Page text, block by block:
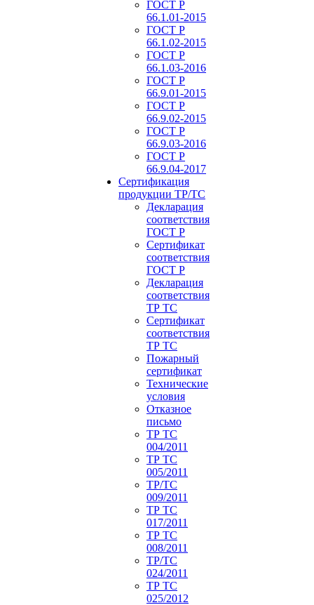
ГОСТ Р
66.1.01-2015
ГОСТ Р
66.1.02-2015
ГОСТ Р
66.1.03-2016
ГОСТ Р
66.9.01-2015
ГОСТ Р
66.9.02-2015
ГОСТ Р
66.9.03-2016
ГОСТ Р
66.9.04-2017
Сертификация
продукции ТР/ТС
Декларация
соответствия
ГОСТ Р
Сертификат
соответствия
ГОСТ Р
Декларация
соответствия
ТР ТС
Сертификат
соответствия
ТР ТС
Пожарный
сертификат
Технические
условия
Отказное
письмо
ТР ТС
004/2011
ТР ТС
005/2011
ТР/ТС
009/2011
ТР ТС
017/2011
ТР ТС
008/2011
ТР/ТС
024/2011
ТР ТС
025/2012